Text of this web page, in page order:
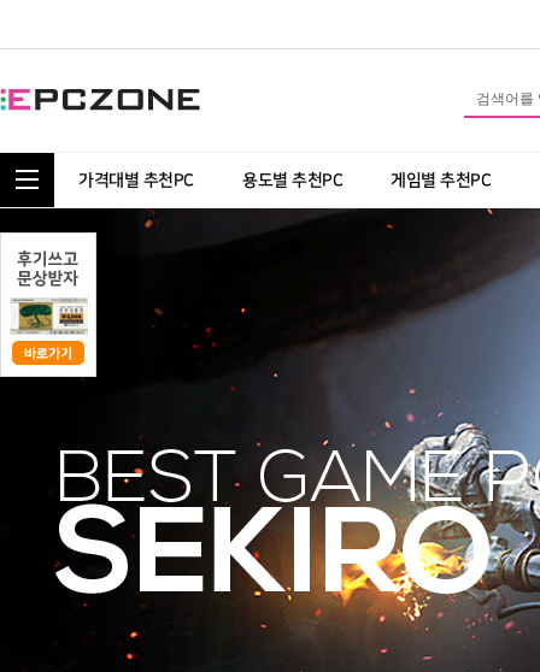
통합 카테고리 보기
가격대별 추천PC 용도별 추천PC 게임별 추천PC